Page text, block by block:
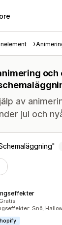
av
jul och
totalt
Gratis
Snö,